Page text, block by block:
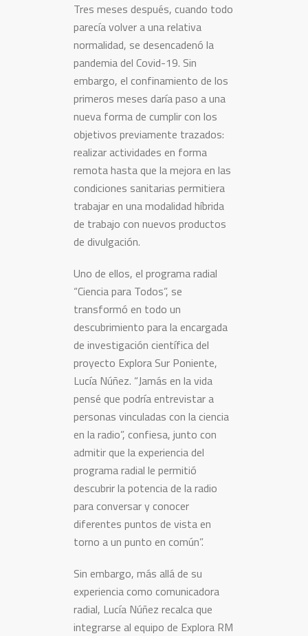
Tres meses después, cuando todo
parecía volver a una relativa
normalidad, se desencadenó la
pandemia del Covid-19. Sin
embargo, el confinamiento de los
primeros meses daría paso a una
nueva forma de cumplir con los
objetivos previamente trazados:
realizar actividades en forma
remota hasta que la mejora en las
condiciones sanitarias permitiera
trabajar en una modalidad híbrida
de trabajo con nuevos productos
de divulgación.
Uno de ellos, el programa radial
“Ciencia para Todos”, se
transformó en todo un
descubrimiento para la encargada
de investigación científica del
proyecto Explora Sur Poniente,
Lucía Núñez. “Jamás en la vida
pensé que podría entrevistar a
personas vinculadas con la ciencia
en la radio”, confiesa, junto con
admitir que la experiencia del
programa radial le permitió
descubrir la potencia de la radio
para conversar y conocer
diferentes puntos de vista en
torno a un punto en común”.
Sin embargo, más allá de su
experiencia como comunicadora
radial, Lucía Núñez recalca que
integrarse al equipo de Explora RM